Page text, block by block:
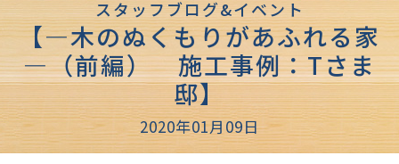
スタッフブログ&イベント
【―木のぬくもりがあふれる家
―（前編） 施工事例：Tさま
邸】
2020年01月09日